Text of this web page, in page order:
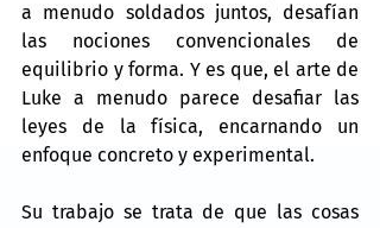
a menudo soldados juntos, desafían
las nociones convencionales de
equilibrio y forma. Y es que, el arte de
Luke a menudo parece desafiar las
leyes de la física, encarnando un
enfoque concreto y experimental.
Su trabajo se trata de que las cosas